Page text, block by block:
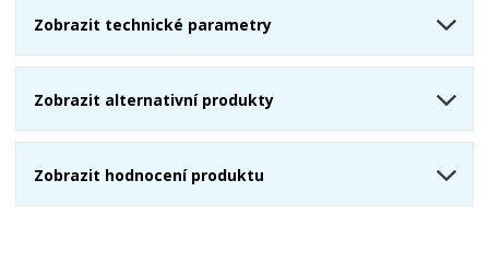
Zobrazit technické parametry
Zobrazit alternativní produkty
Zobrazit hodnocení produktu